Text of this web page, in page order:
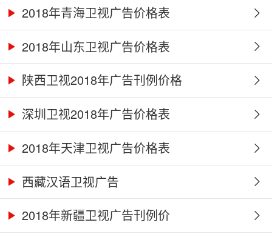
2018年青海卫视广告价格表
2018年山东卫视广告价格表
陕西卫视2018年广告刊例价格
深圳卫视2018年广告价格表
2018年天津卫视广告价格表
西藏汉语卫视广告
2018年新疆卫视广告刊例价